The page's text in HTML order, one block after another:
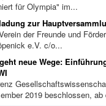
für Olympia" im...
zur
der Freunde und
e.V. c/o...
neue Wege:
2019 beschlossen, ab